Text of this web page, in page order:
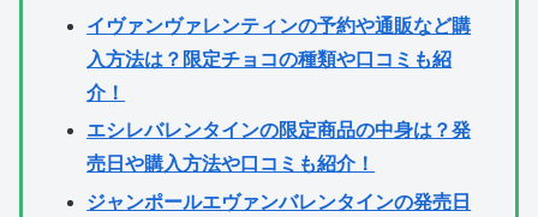
イヴァンヴァレンティンの予約や通販など購
入方法は？限定チョコの種類や口コミも紹
介！
エシレバレンタインの限定商品の中身は？発
売日や購入方法や口コミも紹介！
ジャンポールエヴァンバレンタインの発売日